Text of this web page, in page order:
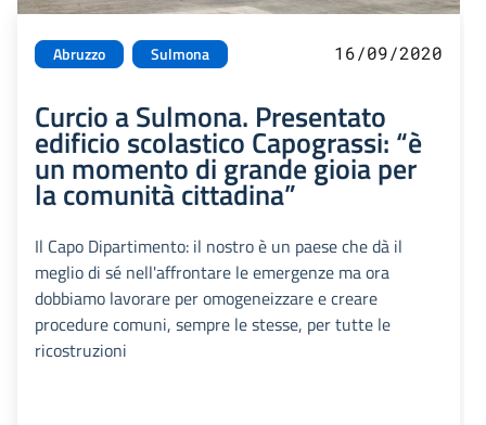
Abruzzo Sulmona 16/09/2020
Curcio a Sulmona. Presentato
edificio scolastico Capograssi: “è
un momento di grande gioia per
la comunità cittadina”
Il Capo Dipartimento: il nostro è un paese che dà il
meglio di sé nell'affrontare le emergenze ma ora
dobbiamo lavorare per omogeneizzare e creare
procedure comuni, sempre le stesse, per tutte le
ricostruzioni